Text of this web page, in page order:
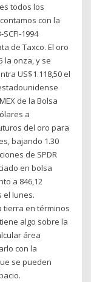
todos los
con la
1994
de Taxco. El oro
la onza, y se
US$1.118,50 el
de la Bolsa
a
del oro para
bajando 1.30
de SPDR
en bolsa
a 846,12
el lunes.
tierra en términos
algo sobre la
área
con la
se pueden